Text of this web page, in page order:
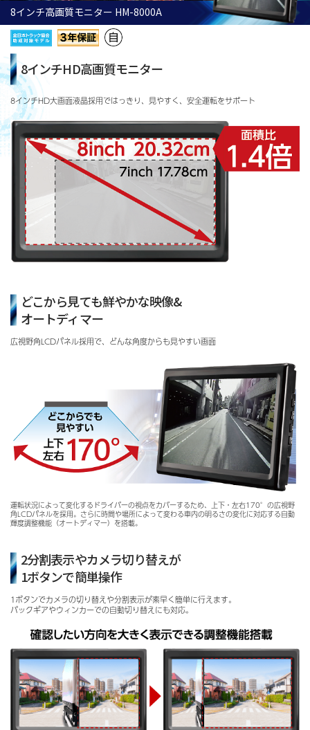
8インチ高画質モニター HM-8000A
8インチHD高画質モニター
8インチHD大画面液晶採用ではっきり、見やすく、安全運転をサポート
どこから見ても鮮やかな映像&
オートディマー
広視野角LCDパネル採用で、どんな角度からも見やすい画面
運転状況によって変化するドライバーの視点をカバーするため、上下・左右170°の広視野
角LCDパネルを採用。さらに時間や場所によって変わる車内の明るさの変化に対応する自動
輝度調整機能（オートディマー）を搭載。
2分割表示やカメラ切り替えが
1ボタンで簡単操作
1ボタンでカメラの切り替えや分割表示が素早く簡単に行えます｡
バックギアやウィンカーでの自動切り替えにも対応。